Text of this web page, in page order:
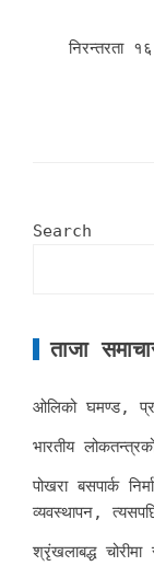
निरन्तरता
Search
ताजा
ओलिको घमण्ड,
भारतीय
पोखरा बसपार्क
व्यवस्थापन,
श्रृंखलाबद्ध